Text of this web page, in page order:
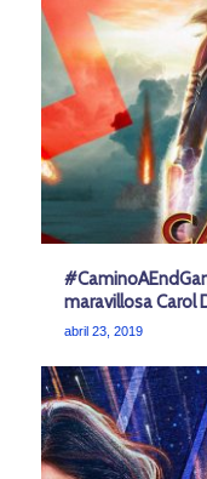
maravillosa Carol
abril 23, 2019